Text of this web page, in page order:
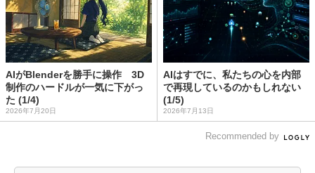
AIがBlenderを勝手に操作 3D
制作のハードルが一気に下がっ
た (1/4)
2026年7月20日
AIはすでに、私たちの心を内部
で再現しているのかもしれない
(1/5)
2026年7月13日
Recommended by